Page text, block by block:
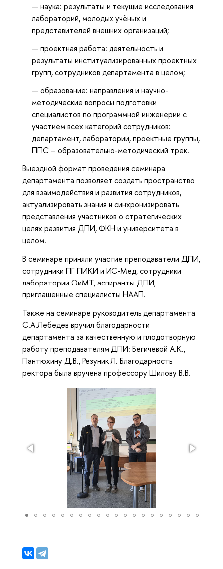
наука: результаты и текущие исследования
лабораторий, молодых учёных и
представителей внешних организаций;
проектная работа: деятельность и
результаты институализированных проектных
групп, сотрудников департамента в целом;
образование: направления и научно-
методические вопросы подготовки
специалистов по программной инженерии с
участием всех категорий сотрудников:
департамент, лаборатории, проектные группы,
ППС – образовательно-методический трек.
Выездной формат проведения семинара
департамента позволяет создать пространство
для взаимодействия и развития сотрудников,
актуализировать знания и синхронизировать
представления участников о стратегических
целях развития ДПИ, ФКН и университета в
целом.
В семинаре приняли участие преподаватели ДПИ,
сотрудники ПГ ПИКИ и ИС-Мед, сотрудники
лаборатории ОиМТ, аспиранты ДПИ,
приглашенные специалисты НААП.
Также на семинаре руководитель департамента
С.А.Лебедев вручил благодарности
департамента за качественную и плодотворную
работу преподавателям ДПИ: Бегичевой А.К.,
Пантюхину Д.В., Резуник Л. Благодарность
ректора была вручена профессору Шилову В.В.